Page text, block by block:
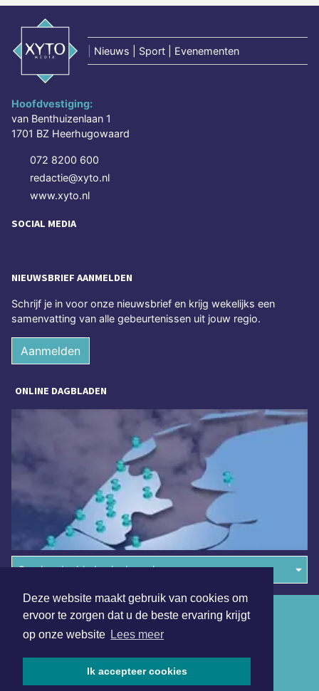
Deze website maakt gebruik van cookies om
ervoor te zorgen dat u de beste ervaring krijgt
op onze website Lees meer
Ik accepteer cookies
Nieuws | Sport | Evenementen
Hoofdvestiging:
van Benthuizenlaan 1
1701 BZ Heerhugowaard
072 8200 600
redactie@xyto.nl
www.xyto.nl
SOCIAL MEDIA
NIEUWSBRIEF AANMELDEN
Schrijf je in voor onze nieuwsbrief en krijg wekelijks een
samenvatting van alle gebeurtenissen uit jouw regio.
Aanmelden
ONLINE DAGBLADEN
Overige dagbladen in de regio
Algemene voorwaarden
Disclaimer